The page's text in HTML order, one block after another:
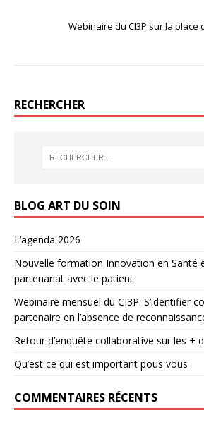
Webinaire du CI3P sur la
RECHERCHER
BLOG ART DU SOIN
L’agenda 2026
Nouvelle formation Innovation en Santé
partenariat avec le patient
Webinaire mensuel du CI3P: S’identifier
partenaire en l’absence de
Retour d’enquête collaborative sur les +
Qu’est ce qui est important pous vous
COMMENTAIRES RÉCENTS